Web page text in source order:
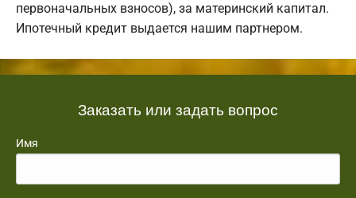
первоначальных взносов), за материнский капитал.
Ипотечный кредит выдается нашим партнером.
Заказать или задать вопрос
Имя